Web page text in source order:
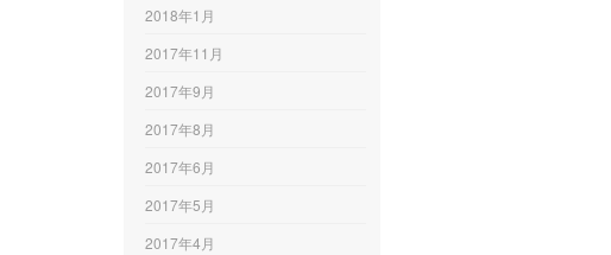
2018年1月
2017年11月
2017年9月
2017年8月
2017年6月
2017年5月
2017年4月